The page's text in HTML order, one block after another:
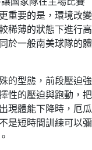
重要的是，環境改變
稀薄的狀態下進行高
於一般南美球隊的體
的型態，前段壓迫強
性的壓迫與跑動，把
現體能下降時，厄瓜
是短時間訓練可以彌